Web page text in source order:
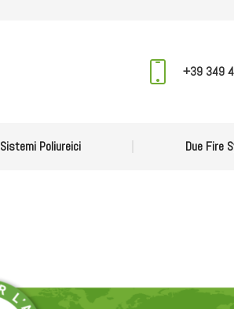
+39 349
Sistemi Poliureici Due Fire